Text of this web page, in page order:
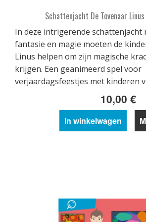
Schattenjacht De Tovenaar
In deze intrigerende schattenjacht
fantasie en magie moeten de
Linus helpen om zijn magische
krijgen. Een geanimeerd spel voor
verjaardagsfeestjes met kinderen
10,00 €
In winkelwagen